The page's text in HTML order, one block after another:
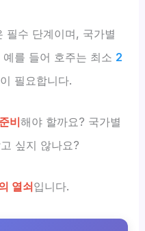
필수 단계이며, 국가별
를 들어 호주는 최소 2
필요합니다.
비해야 할까요? 국가별
싶지 않나요?
열쇠입니다.